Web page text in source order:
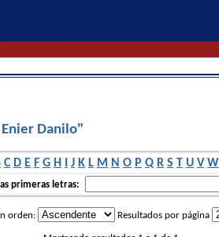
Danilo"
C D E F G H I J K L M N O P Q R S T U V W
primeras letras:
orden: Resultados por página